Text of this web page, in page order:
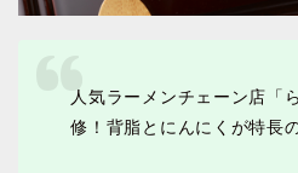
人気ラーメンチェーン店「
修！背脂とにんにくが特長